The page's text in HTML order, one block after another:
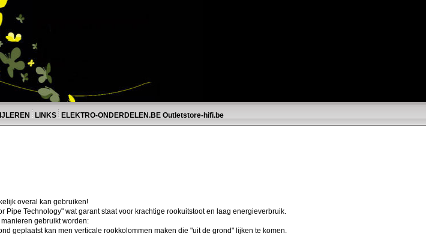
LINKS ELEKTRO-ONDERDELEN.BE Outletstore-hifi.be
overal kan gebruiken!
Pipe Technology" wat garant staat voor krachtige rookuitstoot en laag energieverbruik.
gebruikt worden:
geplaatst kan men verticale rookkolommen maken die "uit de grond" lijken te komen.